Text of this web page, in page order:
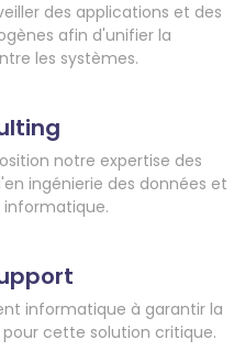
des applications et des
afin d'unifier la
les systèmes.
notre expertise des
ingénierie des données et
informatique à garantir la
cette solution critique.